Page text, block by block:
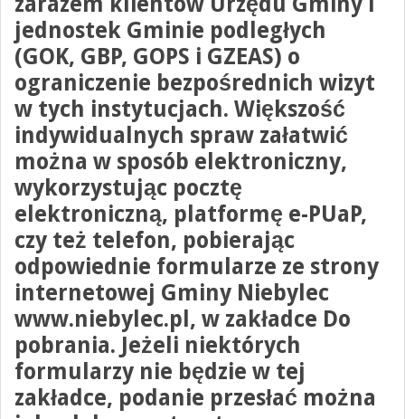
jednostek Gminie podległych
(GOK, GBP, GOPS i GZEAS) o
ograniczenie bezpośrednich wizyt
w tych instytucjach. Większość
indywidualnych spraw załatwić
można w sposób elektroniczny,
wykorzystując pocztę
elektroniczną, platformę e-PUaP,
czy też telefon, pobierając
odpowiednie formularze ze strony
internetowej Gminy Niebylec
www.niebylec.pl, w zakładce Do
pobrania. Jeżeli niektórych
formularzy nie będzie w tej
zakładce, podanie przesłać można